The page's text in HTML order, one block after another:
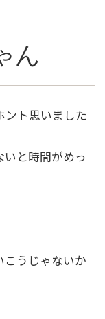
ん
ント思いました
と時間がめっ
こうじゃないか